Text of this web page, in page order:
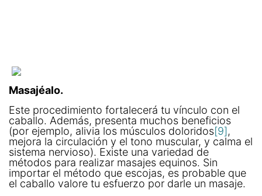
Masajéalo.
Este procedimiento fortalecerá tu vínculo con el
caballo. Además, presenta muchos beneficios
(por ejemplo, alivia los músculos doloridos[9],
mejora la circulación y el tono muscular, y calma el
sistema nervioso). Existe una variedad de
métodos para realizar masajes equinos. Sin
importar el método que escojas, es probable que
el caballo valore tu esfuerzo por darle un masaje.